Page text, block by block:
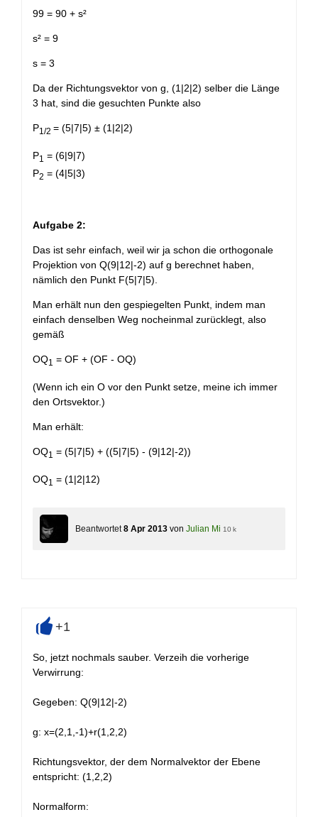
99 = 90 + s²
s² = 9
s = 3
Da der Richtungsvektor von g, (1|2|2) selber die Länge
3 hat, sind die gesuchten Punkte also
P1/2 = (5|7|5) ± (1|2|2)
P1 = (6|9|7)
P2 = (4|5|3)
Aufgabe 2:
Das ist sehr einfach, weil wir ja schon die orthogonale
Projektion von Q(9|12|-2) auf g berechnet haben,
nämlich den Punkt F(5|7|5).
Man erhält nun den gespiegelten Punkt, indem man
einfach denselben Weg nocheinmal zurücklegt, also
gemäß
OQ1 = OF + (OF - OQ)
(Wenn ich ein O vor den Punkt setze, meine ich immer
den Ortsvektor.)
Man erhält:
OQ1 = (5|7|5) + ((5|7|5) - (9|12|-2))
OQ1 = (1|2|12)
Beantwortet 8 Apr 2013 von Julian Mi 10 k
+1
So, jetzt nochmals sauber. Verzeih die vorherige
Verwirrung:
Gegeben: Q(9|12|-2)
g: x=(2,1,-1)+r(1,2,2)
Richtungsvektor, der dem Normalvektor der Ebene
entspricht: (1,2,2)
Normalform: